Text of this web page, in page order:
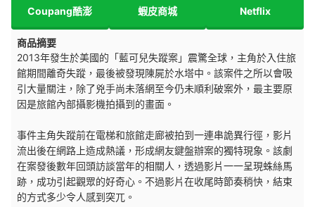
Coupang酷澎 蝦皮商城 Netflix
商品摘要
2013年發生於美國的「藍可兒失蹤案」震驚全球，主角於入住旅
館期間離奇失蹤，最後被發現陳屍於水塔中。該案件之所以會吸
引大量關注，除了兇手尚未落網至今仍未順利破案外，最主要原
因是旅館內部攝影機拍攝到的畫面。
事件主角失蹤前在電梯和旅館走廊被拍到一連串詭異行徑，影片
流出後在網路上造成熱議，形成網友鍵盤辦案的獨特現象。該劇
在案發後數年回頭訪談當年的相關人，透過影片一一呈現蛛絲馬
跡，成功引起觀眾的好奇心。不過影片在收尾時節奏稍快，結束
的方式多少令人感到突兀。